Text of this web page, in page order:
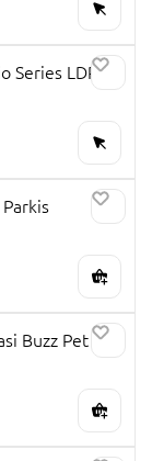
Series LDR,
Buzz Pet